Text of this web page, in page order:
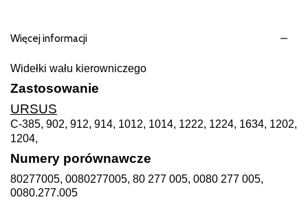
Więcej informacji
Widełki wału kierowniczego
Zastosowanie
URSUS
C-385, 902, 912, 914, 1012, 1014, 1222, 1224, 1634, 1202,
1204,
Numery porównawcze
80277005, 0080277005, 80 277 005, 0080 277 005,
0080.277.005